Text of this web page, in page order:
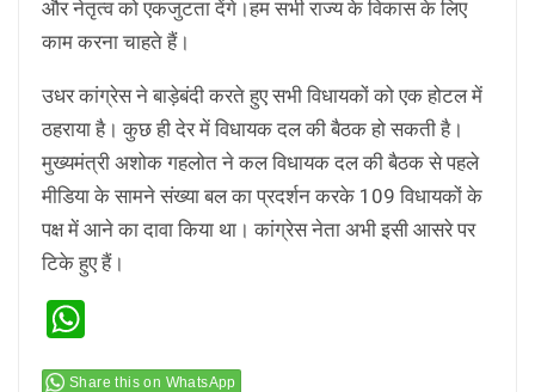
और नेतृत्व को एकजुटता देंगे।हम सभी राज्य के विकास के लिए
काम करना चाहते हैं।
उधर कांग्रेस ने बाड़ेबंदी करते हुए सभी विधायकों को एक होटल में
ठहराया है। कुछ ही देर में विधायक दल की बैठक हो सकती है।
मुख्यमंत्री अशोक गहलोत ने कल विधायक दल की बैठक से पहले
मीडिया के सामने संख्या बल का प्रदर्शन करके 109 विधायकों के
पक्ष में आने का दावा किया था। कांग्रेस नेता अभी इसी आसरे पर
टिके हुए हैं।
Share this on WhatsApp